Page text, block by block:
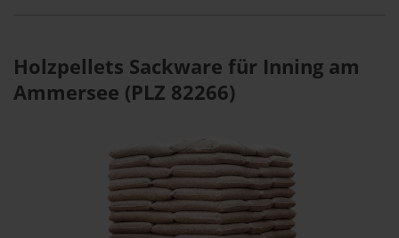
Holzpellets Sackware für Inning am
Ammersee (PLZ 82266)